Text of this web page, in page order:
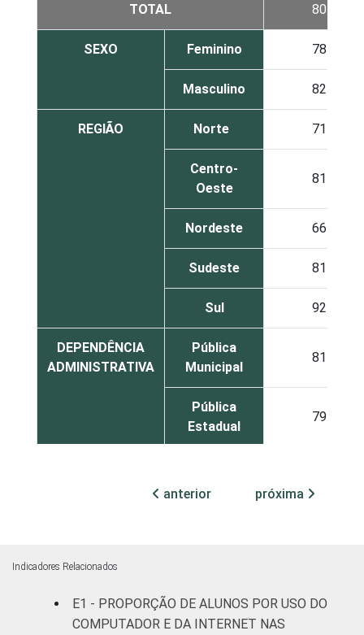
TOTAL 80
SEXO Feminino 78
Masculino 82
REGIÃO Norte 71
Centro-
Oeste
81
Nordeste 66
Sudeste 81
Sul 92
DEPENDÊNCIA
ADMINISTRATIVA
Pública
Municipal
81
Pública
Estadual
79
Públicas
SÉRIE
Ensino
Fundamental
85
anterior próxima
Indicadores Relacionados
E1 - PROPORÇÃO DE ALUNOS POR USO DO
COMPUTADOR E DA INTERNET NAS